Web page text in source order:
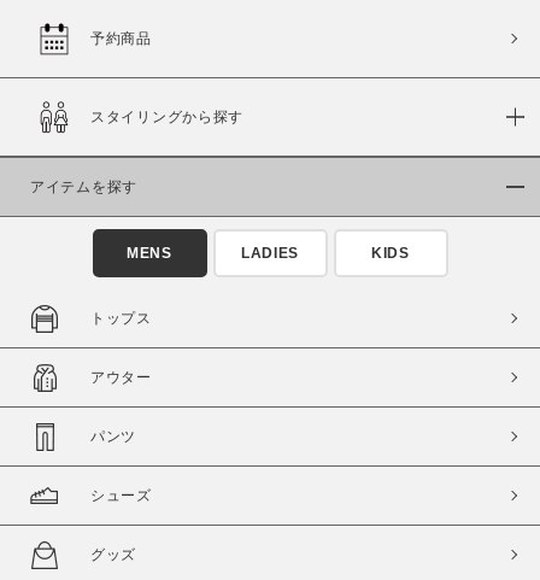
価格
～
商品タイプ
通常商品 予約商品
在庫
在庫あり 在庫なし含む
予約商品
スタイリングから探す
アイテムを探す
MENS LADIES KIDS
トップス
アウター
パンツ
シューズ
グッズ